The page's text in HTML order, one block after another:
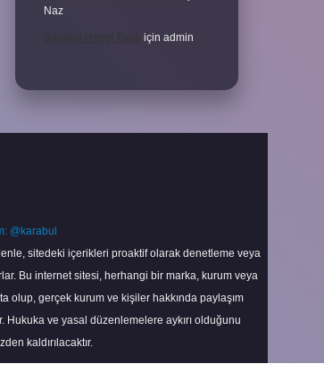
Naz
Sardina Hangi Balık için admin
@karabul
sitedeki içerikleri proaktif olarak denetleme veya
Bu internet sitesi, herhangi bir marka, kurum veya
olup, gerçek kurum ve kişiler hakkında paylaşım
ve yasal düzenlemelere aykırı olduğunu
kaldırılacaktır.